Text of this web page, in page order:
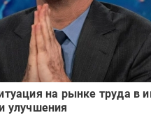
на рынке труда в
улучшения